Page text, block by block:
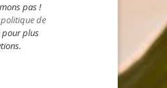
pas !
politique de
pour plus